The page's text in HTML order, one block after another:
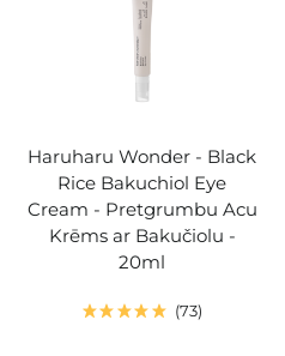
Haruharu Wonder - Black
Rice Bakuchiol Eye
Cream - Pretgrumbu Acu
Krēms ar Bakučiolu -
20ml
73